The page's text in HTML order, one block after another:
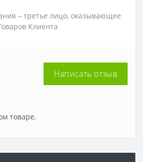
– третье лицо, оказывающее
Клиента
Написать отзыв
товаре.